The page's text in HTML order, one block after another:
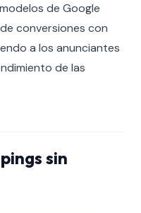
de Google
conversiones con
a los anunciantes
de las
sin